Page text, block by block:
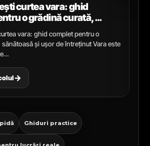
curtea vara: ghid
o grădină curată,
ușor de întreținut
vara: ghid complet pentru o
și ușor de întreținut Vara este
→
Ghiduri practice